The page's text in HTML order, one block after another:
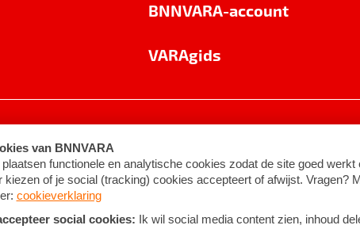
BNNVARA-account
VARAgids
Algemene voorwaarden ©2026BNNVARA